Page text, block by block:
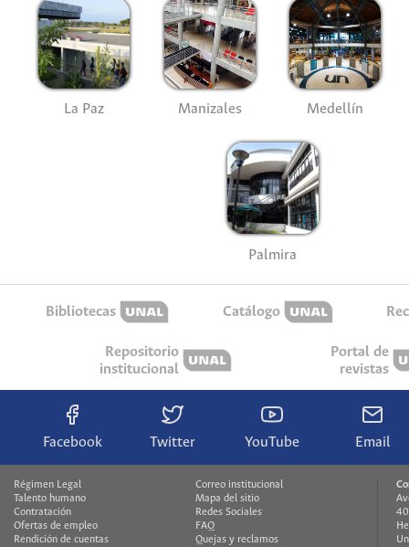
La Paz Manizales Medellín
Palmira
Bibliotecas Catálogo
Repositorio
institucional
Portal de
revistas
Facebook Twitter YouTube Email
Régimen Legal
Talento humano
Contratación
Ofertas de empleo
Rendición de cuentas
Correo institucional
Mapa del sitio
Redes Sociales
FAQ
Quejas y reclamos